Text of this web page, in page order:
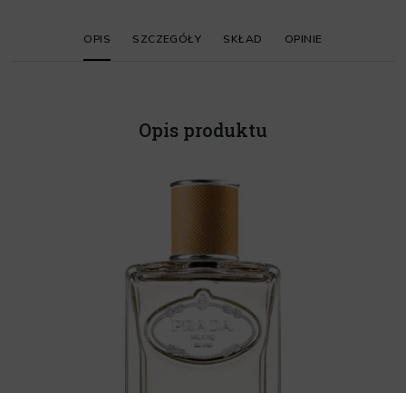
OPIS SZCZEGÓŁY SKŁAD OPINIE
Opis produktu